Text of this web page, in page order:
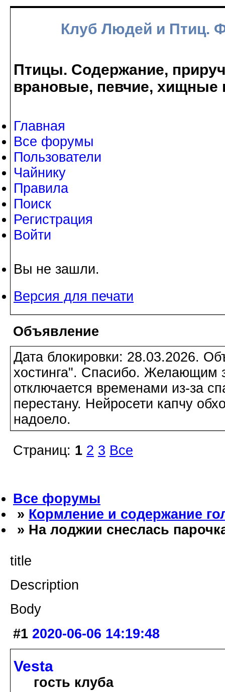
Клуб Людей и Птиц.
Птицы. Содержание,
врановые, певчие, хищные
Главная
Все форумы
Пользователи
Чайнику
Правила
Поиск
Регистрация
Войти
Вы не зашли.
Версия для печати
Объявление
Дата блокировки: 28.03.2026.
хостинга". Спасибо. Желающим
отключается временами из-за
перестану. Нейросети капчу
надоело.
Страниц: 1 2 3 Все
Все форумы
» Кормление и содержание
» На лоджии снеслась
title
Description
Body
#1 2020-06-06 14:19:48
Vesta
гость клуба